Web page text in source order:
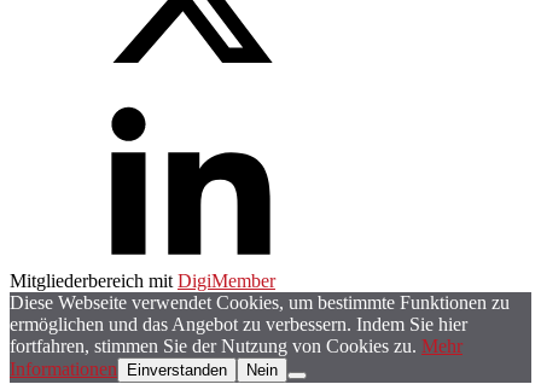
Mitgliederbereich mitDigiMember
Diese Webseite verwendet Cookies, um bestimmte Funktionen zu
ermöglichen und das Angebot zu verbessern. Indem Sie hier
fortfahren, stimmen Sie der Nutzung von Cookies zu. Mehr
Informationen
Einverstanden Nein